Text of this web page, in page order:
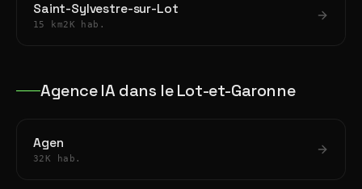
Saint-Sylvestre-sur-Lot
15 km2K hab.
Agence IA dans le Lot-et-Garonne
Agen
32K hab.